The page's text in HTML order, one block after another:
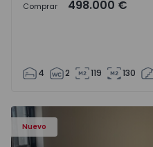
Comprar 498.000 €
4 2 119 130
Nuevo
- 15
Apartamento T3 Sintra,